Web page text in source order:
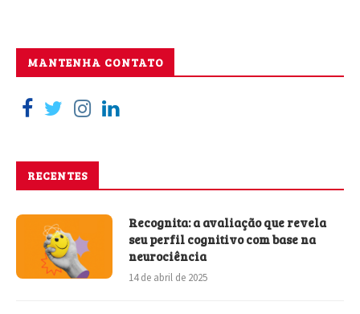
MANTENHA CONTATO
RECENTES
Recognita: a avaliação que revela
seu perfil cognitivo com base na
neurociência
14 de abril de 2025